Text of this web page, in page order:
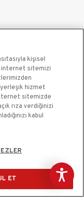
kişisel
internet sitemizi
yerleşik hizmet
sitemizde
rıza verdiğinizi
kabul
ET